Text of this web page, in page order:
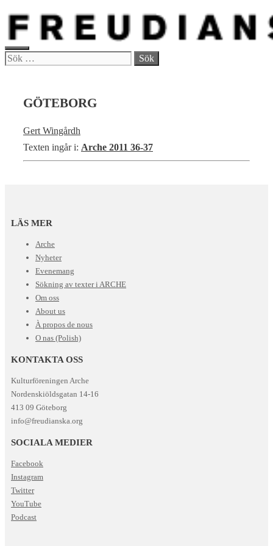
Hoppa
innehåll
MENY
Sök
GÖTEBORG
Gert Wingårdh
Texten ingår i: Arche 2011 36-37
LÄS MER
Arche
Nyheter
Evenemang
Sökning av texter i ARCHE
Om oss
About us
À propos de nous
O nas (Polish)
KONTAKTA OSS
Kulturföreningen Arche
Nordenskiöldsgatan 14-16
413 09 Göteborg
info@freudianska.org
SOCIALA MEDIER
Facebook
Instagram
Twitter
YouTube
Podcast